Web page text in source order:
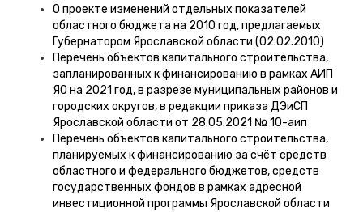
О проекте изменений отдельных показателей
областного бюджета на 2010 год, предлагаемых
Губернатором Ярославской области (02.02.2010)
Перечень объектов капитального строительства,
запланированных к финансированию в рамках АИП
ЯО на 2021 год, в разрезе муниципальных районов и
городских округов, в редакции приказа ДЭиСП
Ярославской области от 28.05.2021 № 10-аип
Перечень объектов капитального строительства,
планируемых к финансированию за счёт средств
областного и федерального бюджетов, средств
государственных фондов в рамках адресной
инвестиционной программы Ярославской области